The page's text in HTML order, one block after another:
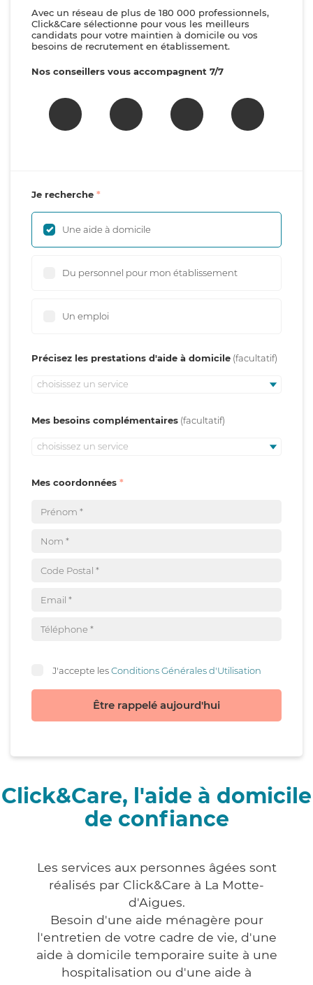
Avec un réseau de plus de 180 000 professionnels,
Click&Care sélectionne pour vous les meilleurs
candidats pour votre maintien à domicile ou vos
besoins de recrutement en établissement.
Nos conseillers vous accompagnent 7/7
Je recherche
Une aide à domicile
Du personnel pour mon établissement
Un emploi
Précisez les prestations d'aide à domicile
choisissez un service
Mes besoins complémentaires
choisissez un service
Mes coordonnées
J'accepte lesConditions Générales d'Utilisation
Être rappelé aujourd'hui
Click&Care, l'aide à domicile
de confiance
Les services aux personnes âgées sont
réalisés par Click&Care à La Motte-
d'Aigues.
Besoin d'une aide ménagère pour
l'entretien de votre cadre de vie, d'une
aide à domicile temporaire suite à une
hospitalisation ou d'une aide à